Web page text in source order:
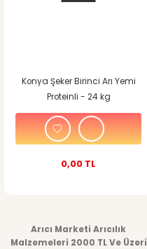
Konya Şeker Birinci Arı Yemi
Proteinli - 24 kg
0,00 TL
Arıcı Marketi Arıcılık
Malzemeleri 2000 TL Ve Üzeri